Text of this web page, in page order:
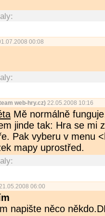
00:08
web-hry.cz) 22.05.2008 10:16
Mě normálně
jinde tak: Hra se mi
Pak vyberu v menu
mapy uprostřed.
06:00
napište něco